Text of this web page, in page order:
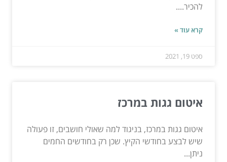
להכיר....
קרא עוד »
ספט 19, 2021
איטום גגות במרכז
איטום גגות במרכז, בניגוד למה שאולי חושבים, זו פעולה
שיש לבצע בחודשי הקיץ. שכן רק בחודשים החמים
ניתן...